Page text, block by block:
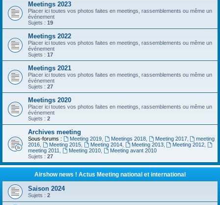
Meetings 2023
Placer ici toutes vos photos faites en meetings, rassemblements ou même un
événement
Sujets : 19
Meetings 2022
Placer ici toutes vos photos faites en meetings, rassemblements ou même un
événement
Sujets : 17
Meetings 2021
Placer ici toutes vos photos faites en meetings, rassemblements ou même un
événement
Sujets : 27
Meetings 2020
Placer ici toutes vos photos faites en meetings, rassemblements ou même un
événement
Sujets : 2
Archives meeting
Sous-forums : Meeting 2019, Meetings 2018, Meeting 2017,
meeting
2016
Meeting 2015, Meeting 2014, Meeting 2013, Meeting 2012
meeting 2011
Meeting 2010,
Meeting avant 2010
Sujets : 27
Airshow news ! Actus Meeting national et international
Saison 2024
Sujets : 2